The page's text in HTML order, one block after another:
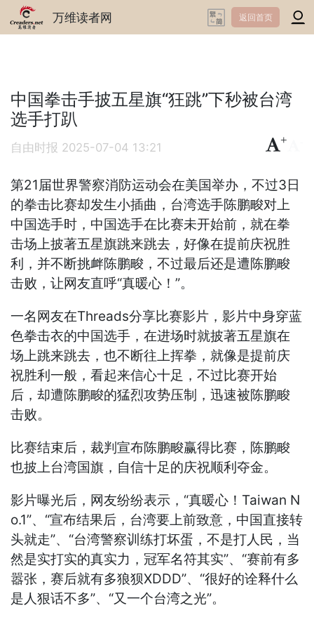
万维读者网 返回首页
中国拳击手披五星旗“狂跳”下秒被台湾
选手打趴
自由时报 2025-07-04 13:21
+
第21届世界警察消防运动会在美国举办，不过3日
的拳击比赛却发生小插曲，台湾选手陈鹏畯对上
中国选手时，中国选手在比赛未开始前，就在拳
击场上披著五星旗跳来跳去，好像在提前庆祝胜
利，并不断挑衅陈鹏畯，不过最后还是遭陈鹏畯
击败，让网友直呼“真暖心！”。
一名网友在Threads分享比赛影片，影片中身穿蓝
色拳击衣的中国选手，在进场时就披著五星旗在
场上跳来跳去，也不断往上挥拳，就像是提前庆
祝胜利一般，看起来信心十足，不过比赛开始
后，却遭陈鹏畯的猛烈攻势压制，迅速被陈鹏畯
击败。
比赛结束后，裁判宣布陈鹏畯赢得比赛，陈鹏畯
也披上台湾国旗，自信十足的庆祝顺利夺金。
影片曝光后，网友纷纷表示，“真暖心！Taiwan N
o.1”、“宣布结果后，台湾要上前致意，中国直接转
头就走”、“台湾警察训练打坏蛋，不是打人民，当
然是实打实的真实力，冠军名符其实”、“赛前有多
嚣张，赛后就有多狼狈XDDD”、“很好的诠释什么
是人狠话不多”、“又一个台湾之光”。